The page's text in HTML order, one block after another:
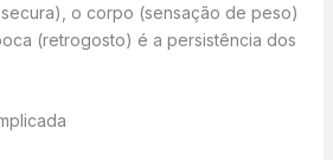
o corpo (sensação de peso)
(retrogosto) é a persistência dos